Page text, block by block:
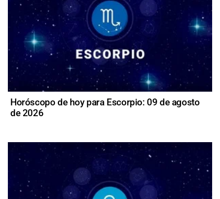
Horóscopo de hoy para Escorpio: 09 de agosto
de 2026